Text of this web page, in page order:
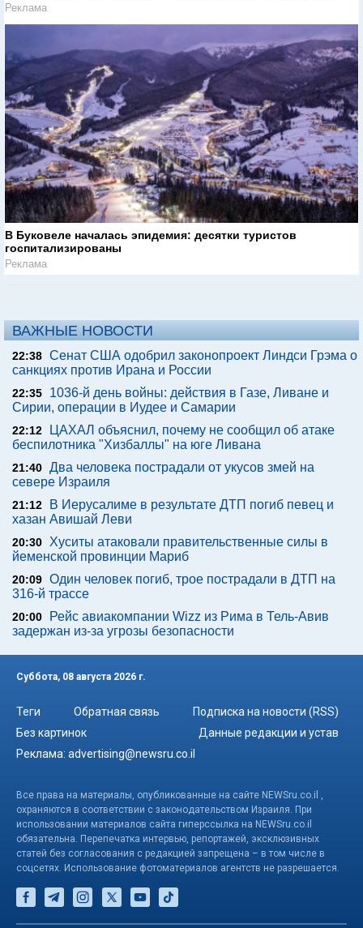
Реклама
В Буковеле началась эпидемия: десятки туристов
госпитализированы
Реклама
ВАЖНЫЕ НОВОСТИ
22:38 Сенат США одобрил законопроект Линдси Грэма о
санкциях против Ирана и России
22:35
1036-й день войны: действия в Газе, Ливане и
Сирии, операции в Иудее и Самарии
22:12
ЦАХАЛ объяснил, почему не сообщил об атаке
беспилотника "Хизбаллы" на юге Ливана
21:40 Два человека пострадали от укусов змей на
севере Израиля
21:12
В Иерусалиме в результате ДТП погиб певец и
хазан Авишай Леви
20:30 Хуситы атаковали правительственные силы в
йеменской провинции Мариб
20:09 Один человек погиб, трое пострадали в ДТП на
316-й трассе
20:00
Рейс авиакомпании Wizz из Рима в Тель-Авив
задержан из-за угрозы безопасности
Суббота, 08 августа 2026 г.
Теги Обратная связь
Подписка на новости (RSS)
Без картинок
Данные редакции и устав
Реклама: advertising@newsru.co.il
Все права на материалы, опубликованные на сайте NEWSru.co.il ,
охраняются в соответствии с законодательством Израиля. При
использовании материалов сайта гиперссылка на NEWSru.co.il
обязательна. Перепечатка интервью, репортажей, эксклюзивных
статей без согласования с редакцией запрещена – в том числе в
соцсетях. Использование фотоматериалов агентств не разрешается.